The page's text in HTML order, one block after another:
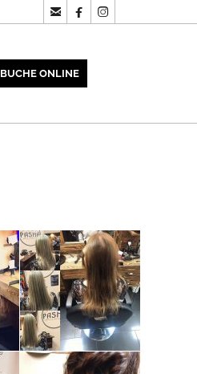
  
BUCHE ONLINE